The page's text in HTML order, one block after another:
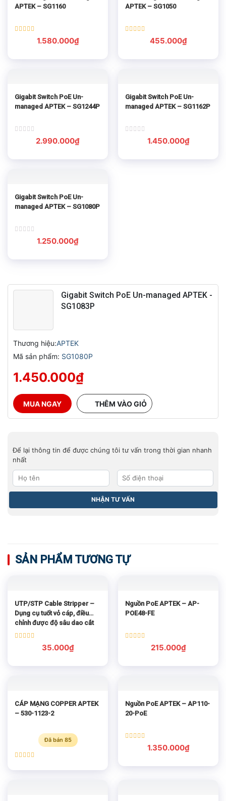
APTEK – SG1160
Được xếp
5.00
1.580.000₫
APTEK – SG1050
Được xếp
5.00455.000₫
Gigabit Switch PoE Un-
managed APTEK – SG1244P
2.990.000₫
Gigabit Switch PoE Un-
managed APTEK – SG1162P
1.450.000₫
Gigabit Switch PoE Un-
managed APTEK – SG1080P
1.250.000₫
Gigabit Switch PoE Un-managed APTEK -
SG1083P
Thương hiệu:APTEK
Mã sản phẩm: SG1080P
1.450.000₫
MUA NGAY THÊM VÀO GIỎ
Để lại thông tin để được chúng tôi tư vấn trong thời gian nhanh
nhất
SẢN PHẨM TƯƠNG TỰ
UTP/STP Cable Stripper –
Dụng cụ tuốt vỏ cáp, điều
chỉnh được độ sâu dao cắt
5.0035.000₫
Nguồn PoE APTEK – AP-
POE48-FE
Được xếp
5.00215.000₫
CÁP MẠNG COPPER APTEK
– 530-1123-2
Đã bán 85
hạng5.00
Nguồn PoE APTEK – AP110-
20-PoE
Được xếp
5.00
1.350.000₫